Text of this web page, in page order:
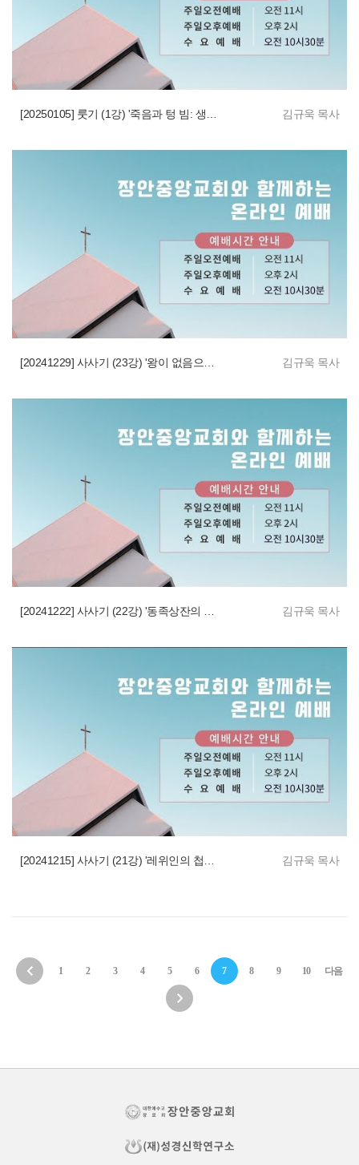
[20250105] 룻기 (1강) '죽음과 텅 빔: 생명의 여호와' 김규욱 목사
[20241229] 사사기 (23강) '왕이 없음으로 자기 소견대로 행함' 김규욱 목사
[20241222] 사사기 (22강) '동족상잔의 전쟁과 복' 김규욱 목사
김규욱 목사
1 2 3 4 5 6 7 8 9 10 다음